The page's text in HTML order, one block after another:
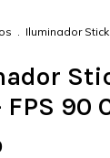
. Iluminador
90